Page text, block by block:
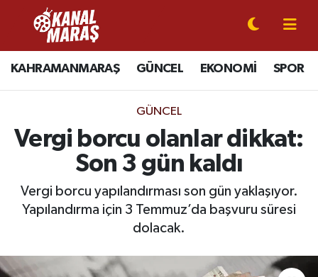
KAHRAMANMARAŞ GÜNCEL EKONOMİ SPOR
GÜNCEL
Vergi borcu olanlar dikkat:
Son 3 gün kaldı
Vergi borcu yapılandırması son gün yaklaşıyor.
Yapılandırma için 3 Temmuz’da başvuru süresi
dolacak.
CANLI YAYIN
KAHRAMANMARAŞ
GÜNCEL
SİYASET
GÜNDEM
Kahramanmaraş Nöbetçi Eczaneler
Kahramanmaraş Hava Durumu
Kahramanmaraş Namaz Vakitleri
Kahramanmaraş Trafik Yoğunluk Haritası
Süper Lig Puan Durumu ve Fikstür
Son Dakika Haberleri